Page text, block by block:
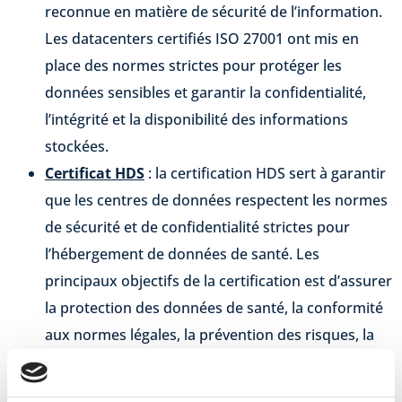
reconnue en matière de sécurité de l’information.
Les datacenters certifiés ISO 27001 ont mis en
place des normes strictes pour protéger les
données sensibles et garantir la confidentialité,
l’intégrité et la disponibilité des informations
stockées.
Certificat HDS : la certification HDS sert à garantir
que les centres de données respectent les normes
de sécurité et de confidentialité strictes pour
l’hébergement de données de santé. Les
principaux objectifs de la certification est d’assurer
la protection des données de santé, la conformité
aux normes légales, la prévention des risques, la
traçabilité et l’auditabilité, la formation du